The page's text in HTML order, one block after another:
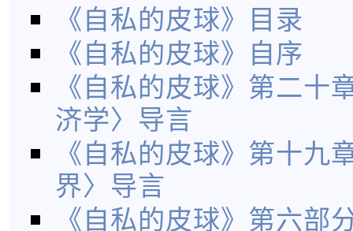
《自私的皮球》目录
《自私的皮球》自序
《自私的皮球》第二十
济学〉导言
《自私的皮球》第十九
界〉导言
《自私的皮球》第六部